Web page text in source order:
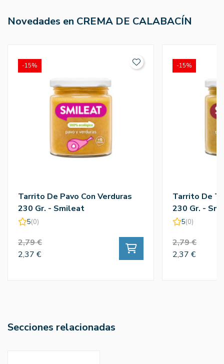
Novedades en CREMA DE CALABACÍN
Tarrito De Pavo Con Verduras
230 Gr. - Smileat
5(0)
2,79 €
2,37 €
-15%
Tarrito De
230 Gr. -
5(0)
2,79 €
2,37 €
-15%
Secciones relacionadas